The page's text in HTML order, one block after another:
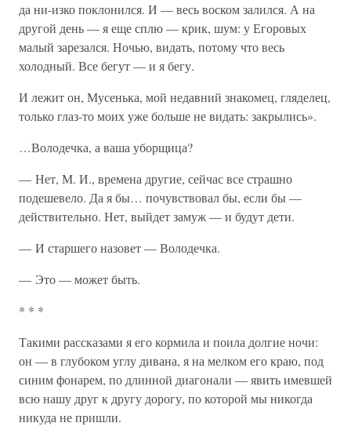
да ни-изко поклонился. И — весь воском залился. А на
другой день — я еще сплю — крик, шум: у Егоровых
малый зарезался. Ночью, видать, потому что весь
холодный. Все бегут — и я бегу.
И лежит он, Мусенька, мой недавний знакомец, гляделец,
только глаз-то моих уже больше не видать: закрылись».
…Володечка, а ваша уборщица?
— Нет, М. И., времена другие, сейчас все страшно
подешевело. Да я бы… почувствовал бы, если бы —
действительно. Нет, выйдет замуж — и будут дети.
— И старшего назовет — Володечка.
— Это — может быть.
* * *
Такими рассказами я его кормила и поила долгие ночи:
он — в глубоком углу дивана, я на мелком его краю, под
синим фонарем, по длинной диагонали — явить имевшей
всю нашу друг к другу дорогу, по которой мы никогда
никуда не пришли.